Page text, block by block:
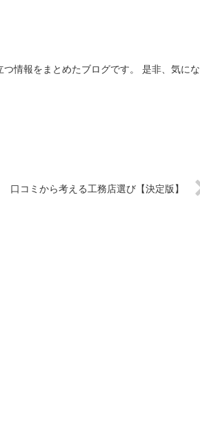
情報をまとめたブログです。 是非、気にな
口コミから考える工務店選び【決定版】